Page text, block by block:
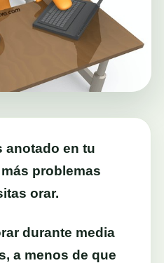
anotado en tu
problemas
orar.
durante media
a menos de que